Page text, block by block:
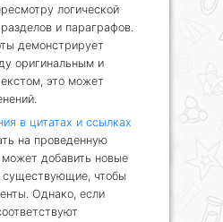
логической
и параграфов.
демонстрирует
оригинальным и
это может
в цитатах и ссылках
на проведенную
добавить новые
существующие, чтобы
Однако, если